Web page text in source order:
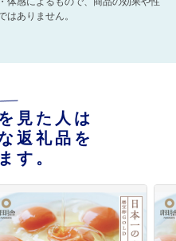
はありません。
見た人は
返礼品を
す。